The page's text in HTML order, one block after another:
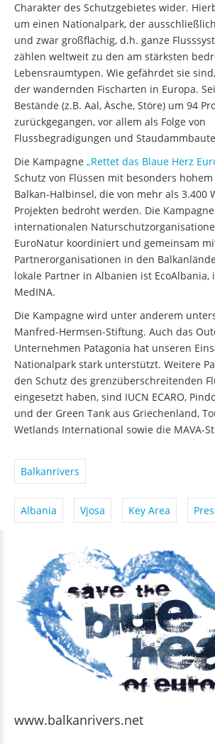
Charakter des Schutzgebietes wider.
um einen Nationalpark, der
und zwar großflächig, d.h. ganze
zählen weltweit zu den am stärksten
Lebensraumtypen. Wie gefährdet sie
der wandernden Fischarten in Europa.
Bestände (z.B. Aal, Äsche, Störe) um 94
zurückgegangen, vor allem als Folge von
Flussbegradigungen und
Die Kampagne „Rettet das Blaue Herz
Schutz von Flüssen mit besonders
Balkan-Halbinsel, die von mehr als 3.400
Projekten bedroht werden. Die
internationalen
EuroNatur koordiniert und gemeinsam
Partnerorganisationen in den
lokale Partner in Albanien ist EcoAlbania,
MedINA.
Die Kampagne wird unter anderem
Manfred-Hermsen-Stiftung. Auch das
Unternehmen Patagonia hat unseren
Nationalpark stark unterstützt. Weitere
den Schutz des grenzüberschreitenden
eingesetzt haben, sind IUCN ECARO,
und der Green Tank aus Griechenland,
Wetlands International sowie die MAVA-
Balkanrivers
Albania Vjosa Key Area
www.balkanrivers.net